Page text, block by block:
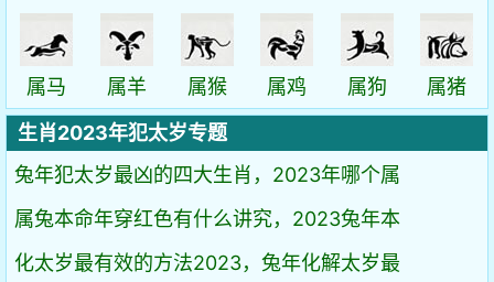
属马 属羊 属猴 属鸡 属狗
属猪
生肖2023年犯太岁专题
兔年犯太岁最凶的四大生肖，2023年哪个属
属兔本命年穿红色有什么讲究，2023兔年本
化太岁最有效的方法2023，兔年化解太岁最